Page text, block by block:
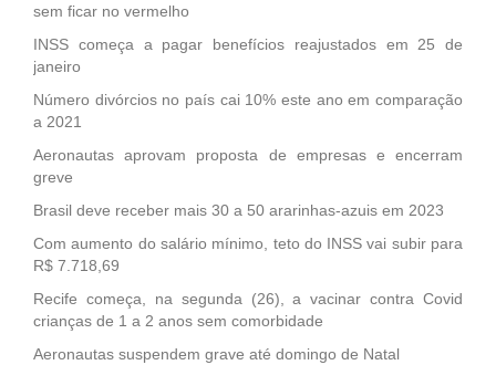
sem ficar no vermelho
INSS começa a pagar benefícios reajustados em 25 de
janeiro
Número divórcios no país cai 10% este ano em comparação
a 2021
Aeronautas aprovam proposta de empresas e encerram
greve
Brasil deve receber mais 30 a 50 ararinhas-azuis em 2023
Com aumento do salário mínimo, teto do INSS vai subir para
R$ 7.718,69
Recife começa, na segunda (26), a vacinar contra Covid
crianças de 1 a 2 anos sem comorbidade
Aeronautas suspendem grave até domingo de Natal